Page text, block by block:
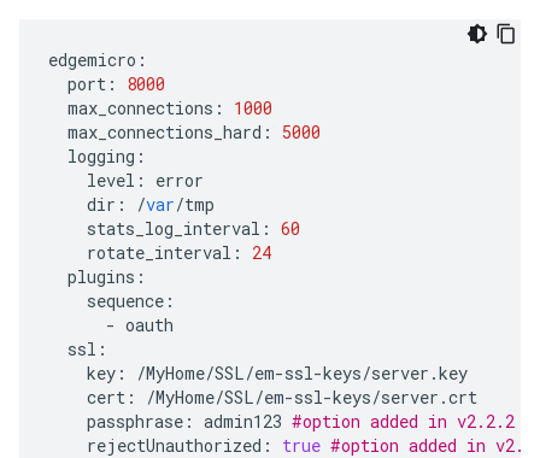
edgemicro :
port :
8000
max_connections :
1000
max_connections_hard :
5000
logging :
level :
error
dir : /var/tmp
stats_log_interval : 60
rotate_interval :
24
plugins :
sequence :
- oauth
ssl :
key : /MyHome/SSL/em-ssl-keys/server .key
cert : /MyHome/SSL/em-ssl-keys/server .crt
passphrase : admin123 #option added in v2.2.2
rejectUnauthorized : true #option added in